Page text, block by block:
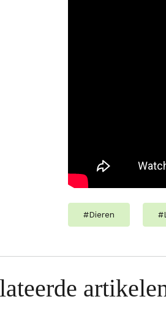
#Dieren #